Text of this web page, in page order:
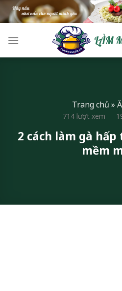
Skip
to
Trang chủ »
714 lượt xem
2 cách làm gà
mềm